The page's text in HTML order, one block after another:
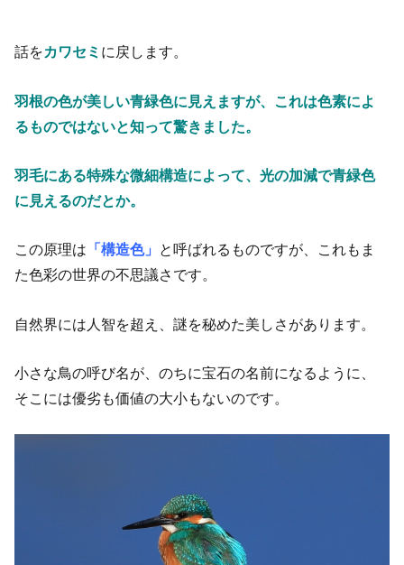
話をカワセミ に戻します。
羽根の色が美しい青緑色に見えますが、これは色素によ
るものではないと知って驚きました。
羽毛にある特殊な微細構造によって、光の加減で青緑色
に見えるのだとか。
この原理は 「構造色」 と呼ばれるものですが、これもま
た色彩の世界の不思議さです。
自然界には人智を超え、謎を秘めた美しさがあります。
小さな鳥の呼び名が、のちに宝石の名前になるように、
そこには優劣も価値の大小もないのです。